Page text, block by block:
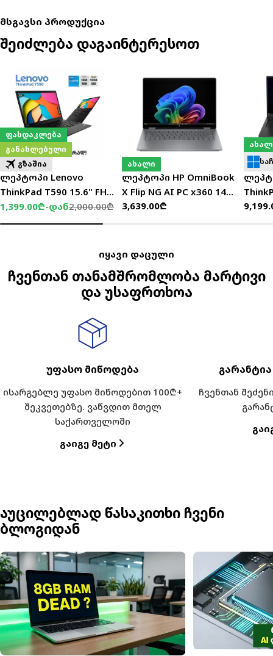
მსგავსი პროდუქცია
შეიძლება დაგაინტერესოთ
ფასდაკლება
განახლებული
გზაშია
ლეპტოპი Lenovo
ThinkPad T590 15.6" FHD
(i5-8265U/24GB/512GB
SSD)
ფასდაკლებული
ფასი
1,399.00₾-დან
ჩვეულებრივი
ფასი
2,000.00₾
ახალი
ლეპტოპი HP OmniBook
X Flip NG AI PC x360 14"
2K (Ultra 5-
226V/16GB/512GB
ჩვეულებრივი
3,639.00₾
14
355/
იყავი დაცული
ჩვენთან თანამშრომლობა მარტივი
და უსაფრთხოა
უფასო მიწოდება
ისარგებლე უფასო მიწოდებით 100₾+
შეკვეთებზე. ვაწვდით მთელ
საქართველოში
Გაიგე Მეტი
ჩვენთან
აუცილებლად წასაკითხი ჩვენი
ბლოგიდან